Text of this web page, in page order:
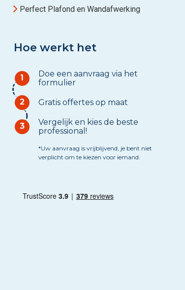
Perfect Plafond en Wandafwerking
Hoe werkt het
1
Doe een aanvraag via het
formulier
2 Gratis offertes op maat
3
Vergelijk en kies de beste
professional!
*Uw aanvraag is vrijblijvend, je bent niet
verplicht om te kiezen voor iemand.